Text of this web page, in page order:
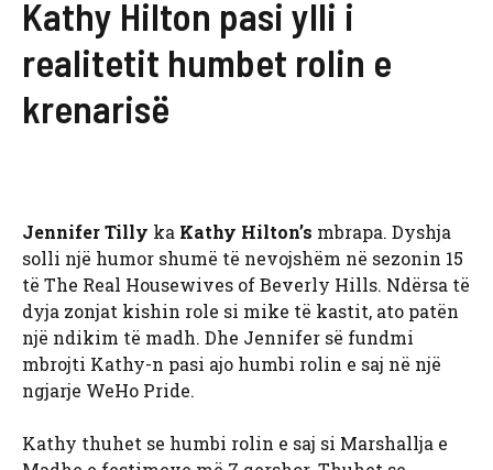
Kathy Hilton pasi ylli i
realitetit humbet rolin e
krenarisë
Jennifer Tilly ka Kathy Hilton’s mbrapa. Dyshja
solli një humor shumë të nevojshëm në sezonin 15
të The Real Housewives of Beverly Hills. Ndërsa të
dyja zonjat kishin role si mike të kastit, ato patën
një ndikim të madh. Dhe Jennifer së fundmi
mbrojti Kathy-n pasi ajo humbi rolin e saj në një
ngjarje WeHo Pride.
Kathy thuhet se humbi rolin e saj si Marshallja e